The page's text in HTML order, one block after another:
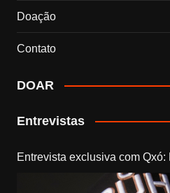
Doação
Contato
DOAR
Entrevistas
Entrevista exclusiva com Qxó: